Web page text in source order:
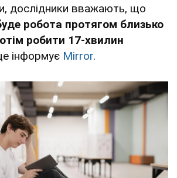
дослідники вважають, що
робота протягом близько
робити 17-хвилин
інформує Mirror.